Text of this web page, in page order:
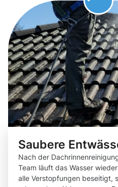
Saubere
Nach der
Team läuft das Wasser
alle Verstopfungen beseitigt,